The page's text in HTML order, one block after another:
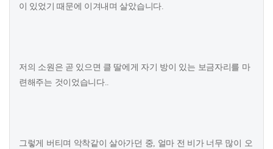
이 있었기 때문에 이겨내며 살았습니다.
저의 소원은 곧 있으면 클 딸에게 자기 방이 있는 보금자리를 마
련해주는 것이었습니다..
그렇게 버티며 악착같이 살아가던 중, 얼마 전 비가 너무 많이 오